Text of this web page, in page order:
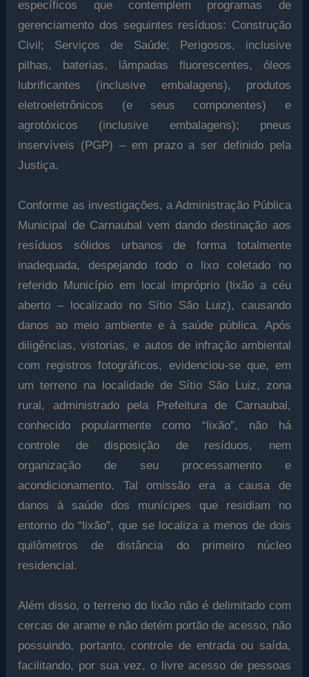
específicos que contemplem programas de
gerenciamento dos seguintes resíduos: Construção
Civil; Serviços de Saúde; Perigosos, inclusive
pilhas, baterias, lâmpadas fluorescentes, óleos
lubrificantes (inclusive embalagens), produtos
eletroeletrônicos (e seus componentes) e
agrotóxicos (inclusive embalagens); pneus
inservíveis (PGP) – em prazo a ser definido pela
Justiça.
Conforme as investigações, a Administração Pública
Municipal de Carnaubal vem dando destinação aos
resíduos sólidos urbanos de forma totalmente
inadequada, despejando todo o lixo coletado no
referido Município em local impróprio (lixão a céu
aberto – localizado no Sítio São Luiz), causando
danos ao meio ambiente e à saúde pública. Após
diligências, vistorias, e autos de infração ambiental
com registros fotográficos, evidenciou-se que, em
um terreno na localidade de Sítio São Luiz, zona
rural, administrado pela Prefeitura de Carnaubal,
conhecido popularmente como “lixão”, não há
controle de disposição de resíduos, nem
organização de seu processamento e
acondicionamento. Tal omissão era a causa de
danos à saúde dos munícipes que residiam no
entorno do “lixão”, que se localiza a menos de dois
quilômetros de distância do primeiro núcleo
residencial.
Além disso, o terreno do lixão não é delimitado com
cercas de arame e não detém portão de acesso, não
possuindo, portanto, controle de entrada ou saída,
facilitando, por sua vez, o livre acesso de pessoas